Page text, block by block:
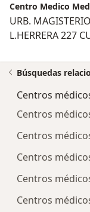
Centro Medico
URB.
L.HERRERA 227
Búsquedas
Centros
Centros
Centros
Centros
Centros
Centros